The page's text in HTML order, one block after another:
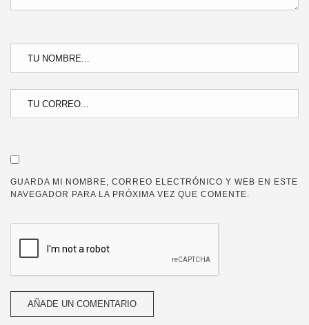
GUARDA MI NOMBRE, CORREO ELECTRÓNICO Y WEB EN ESTE
NAVEGADOR PARA LA PRÓXIMA VEZ QUE COMENTE.